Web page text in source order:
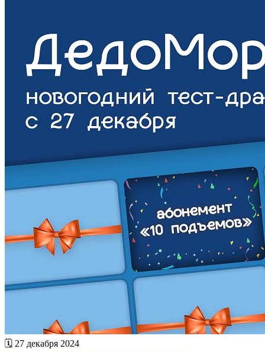
🗓 27 декабря 2024